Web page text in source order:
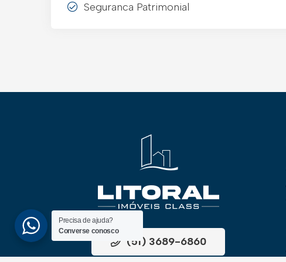
Seguranca Patrimonial
(51) 3689-6860
Precisa de ajuda?
Converse conosco